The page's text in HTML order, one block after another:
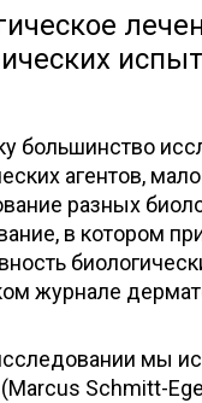
большинство
агентов,
разных
в котором
журнале
мы
Schmitt-